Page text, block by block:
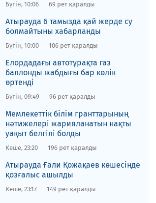
Бүгін, 10:06 69 рет қаралды
​Атырауда 6 тамызда қай жерде су
болмайтыны хабарланды
Бүгін, 10:00 106 рет қаралды
​Елордадағы автотұрақта газ
баллонды жабдығы бар көлік
өртенді
Бүгін, 09:49 96 рет қаралды
Мемлекеттік білім гранттарының
нәтижелері жарияланатын нақты
уақыт белгілі болды
Кеше, 23:20 196 рет қаралды
​Атырауда Ғали Қожақаев көшесінде
қозғалыс ашылды
Кеше, 23:17 149 рет қаралды